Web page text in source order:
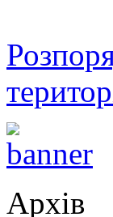
Архів